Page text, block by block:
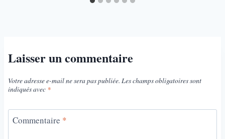
Laisser un commentaire
Votre adresse e-mail ne sera pas publiée. Les champs obligatoires sont
indiqués avec *
Commentaire *